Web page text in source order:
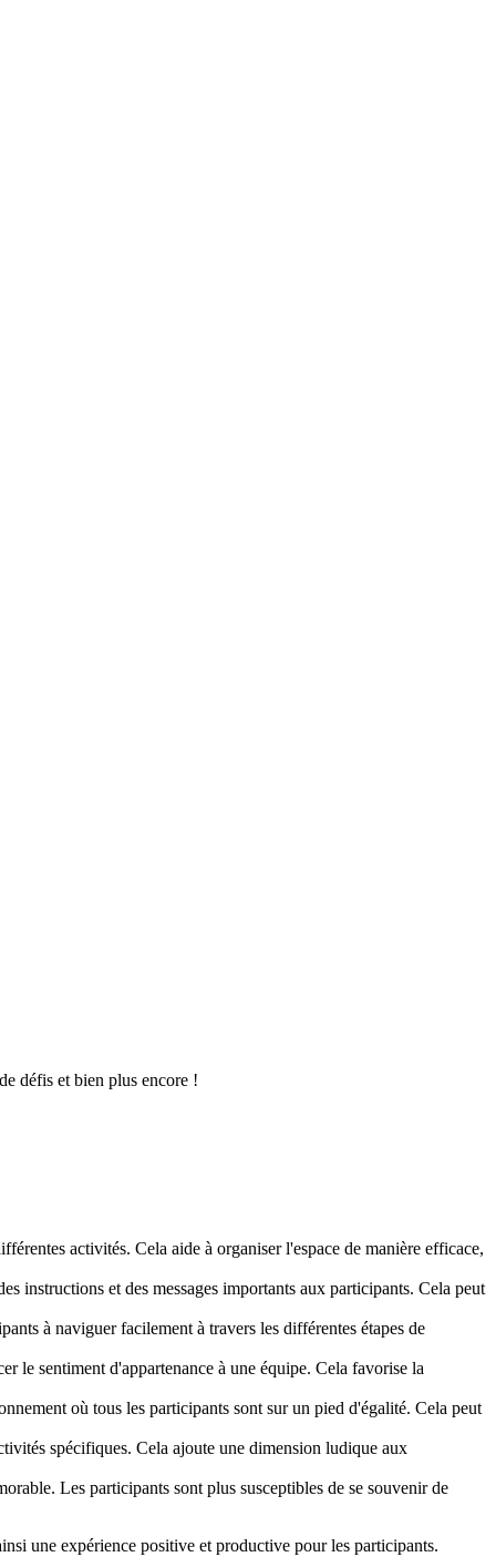
défis et bien plus encore !
activités. Cela aide à organiser l'espace de manière efficace,
instructions et des messages importants aux participants. Cela peut
à naviguer facilement à travers les différentes étapes de
le sentiment d'appartenance à une équipe. Cela favorise la
où tous les participants sont sur un pied d'égalité. Cela peut
spécifiques. Cela ajoute une dimension ludique aux
Les participants sont plus susceptibles de se souvenir de
une expérience positive et productive pour les participants.